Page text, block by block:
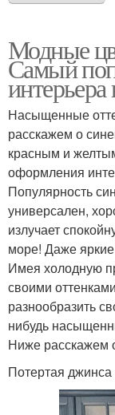
Модные
Самый
Насыщенные
расскажем о
красным и
оформления
Популярность
универсален,
излучает
море! Даже
Имея холодную
своими
разнообразить
нибудь
Ниже расскажем
Потертая джинса